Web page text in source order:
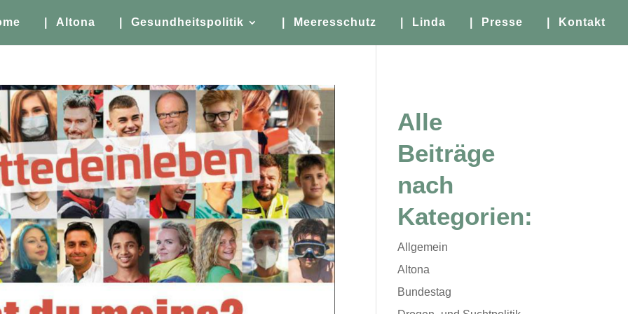
| Altona | Gesundheitspolitik | Meeresschutz | Linda | Presse | Kontakt
Alle
Beiträge
nach
Kategorien:
Allgemein
Altona
Bundestag